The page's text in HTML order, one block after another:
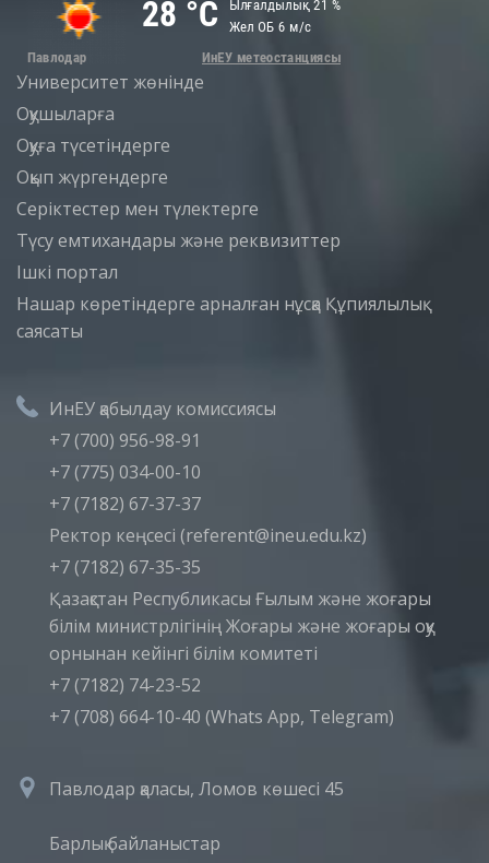
Университет жөнінде
Оқушыларға
Оқуға түсетіндерге
Оқып жүргендерге
Серіктестер мен түлектерге
Түсу емтихандары және реквизиттер
Iшкi портал
Нашар көретіндерге арналған нұсқа Құпиялылық
саясаты
ИнЕУ қабылдау комиссиясы
+7 (700) 956-98-91
+7 (775) 034-00-10
+7 (7182) 67-37-37
Ректор кеңсесі (referent@ineu.edu.kz)
+7 (7182) 67-35-35
Қазақстан Республикасы Ғылым және жоғары
білім министрлігінің Жоғары және жоғары оқу
орнынан кейінгі білім комитеті
+7 (7182) 74-23-52
+7 (708) 664-10-40 (Whats App, Telegram)
Павлодар қаласы, Ломов көшесі 45
Барлық байланыстар